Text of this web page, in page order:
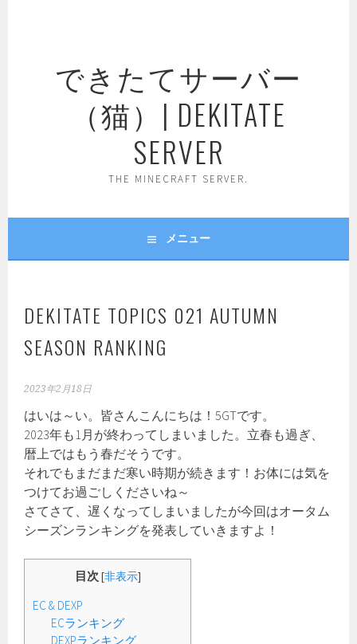
できたてサーバー
（猫）| DEKITATE
SERVER
THE MINECRAFT SERVER.
メニュー
DEKITATE TOPICS 021 AUTUMN
SEASON RANKING
2023年2月18日
はいは～い。皆さんこんにちは！5GTです。
2023年も1月が終わってしまいました。立春も過ぎ、
暦上ではもう春だそうです。
それでもまだまだ寒い時期が続きます！お体には気を
つけてお過ごしくださいね～
さてさて、遅くなってしまいましたが今回はオータム
シーズンランキングを発表していきますよ！
目次 [非表示]
EC & DEXP
ECランキング
DEXPランキング